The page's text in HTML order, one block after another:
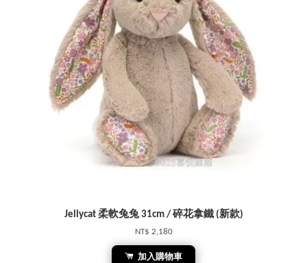
Jellycat 柔軟兔兔 31cm / 碎花拿鐵 (新款)
NT$ 2,180
加入購物車